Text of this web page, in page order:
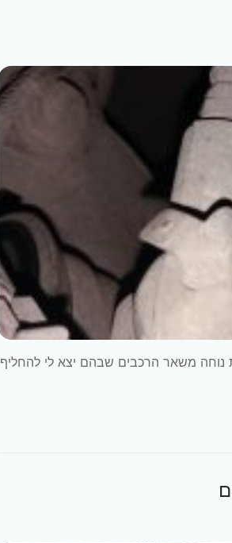
נוחה משאר הרכבים שבהם יצא לי להחליף